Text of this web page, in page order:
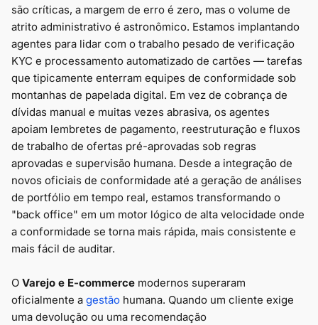
são críticas, a margem de erro é zero, mas o volume de
atrito administrativo é astronômico. Estamos implantando
agentes para lidar com o trabalho pesado de verificação
KYC e processamento automatizado de cartões — tarefas
que tipicamente enterram equipes de conformidade sob
montanhas de papelada digital. Em vez de cobrança de
dívidas manual e muitas vezes abrasiva, os agentes
apoiam lembretes de pagamento, reestruturação e fluxos
de trabalho de ofertas pré-aprovadas sob regras
aprovadas e supervisão humana. Desde a integração de
novos oficiais de conformidade até a geração de análises
de portfólio em tempo real, estamos transformando o
"back office" em um motor lógico de alta velocidade onde
a conformidade se torna mais rápida, mais consistente e
mais fácil de auditar.
O Varejo e E-commerce modernos superaram
oficialmente a gestão humana. Quando um cliente exige
uma devolução ou uma recomendação